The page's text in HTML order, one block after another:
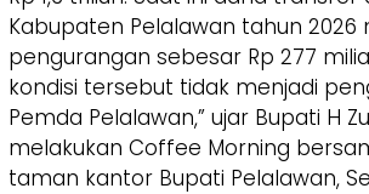
Kabupaten Pelalawan tahun 2026
pengurangan sebesar Rp 277
kondisi tersebut tidak menjadi
Pemda Pelalawan,” ujar Bupati H
melakukan Coffee Morning
taman kantor Bupati Pelalawan,